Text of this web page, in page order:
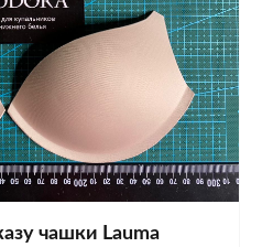
чашки Lauma